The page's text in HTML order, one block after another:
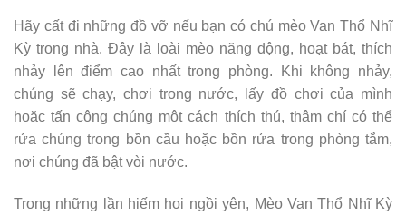
Hãy cất đi những đồ vỡ nếu bạn có chú mèo Van Thổ Nhĩ
Kỳ trong nhà. Đây là loài mèo năng động, hoạt bát, thích
nhảy lên điểm cao nhất trong phòng. Khi không nhảy,
chúng sẽ chạy, chơi trong nước, lấy đồ chơi của mình
hoặc tấn công chúng một cách thích thú, thậm chí có thể
rửa chúng trong bồn cầu hoặc bồn rửa trong phòng tắm,
nơi chúng đã bật vòi nước.
Trong những lần hiếm hoi ngồi yên, Mèo Van Thổ Nhĩ Kỳ